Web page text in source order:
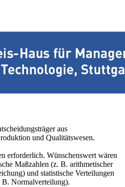
aus
und Qualitätswesen.
erforderlich. Wünschenswert wären
Maßzahlen (z. B. arithmetischer
und statistische Verteilungen
B. Normalverteilung).